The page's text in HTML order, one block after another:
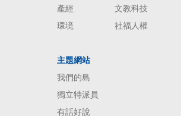
產經
文教科技
環境
社福人權
主題網站
我們的島
獨立特派員
有話好說